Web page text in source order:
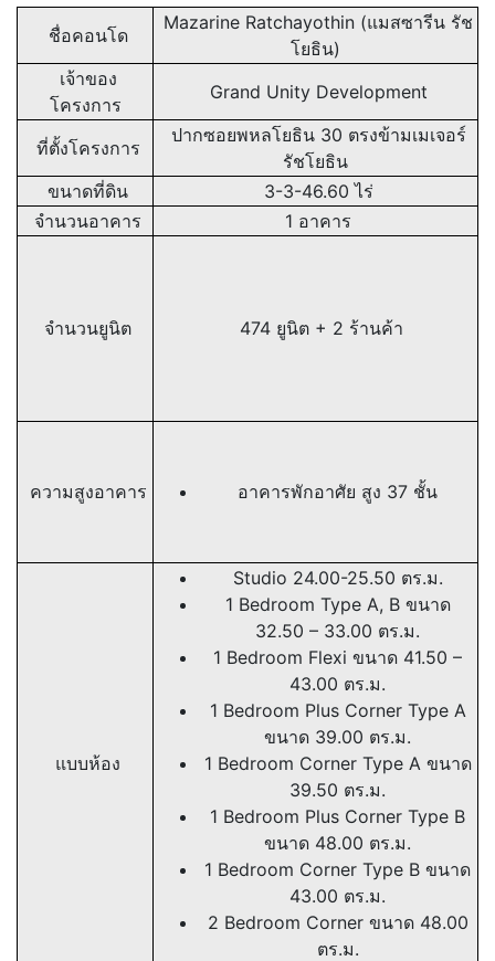
ชื่อคอนโด
Mazarine Ratchayothin (แมสซารีน รัช
โยธิน)
เจ้าของ
โครงการ
Grand Unity Development
ที่ตั้งโครงการ
ปากซอยพหลโยธิน 30 ตรงข้ามเมเจอร์
รัชโยธิน
ขนาดที่ดิน
3-3-46.60 ไร่
จำนวนอาคาร
1 อาคาร
จำนวนยูนิต 474 ยูนิต + 2 ร้านค้า
ความสูงอาคาร อาคารพักอาศัย สูง 37 ชั้น
แบบห้อง
Studio 24.00-25.50 ตร.ม.
1 Bedroom Type A, B ขนาด
32.50 – 33.00 ตร.ม.
1 Bedroom Flexi ขนาด 41.50 –
43.00 ตร.ม.
1 Bedroom Plus Corner Type A
ขนาด 39.00 ตร.ม.
1 Bedroom Corner Type A ขนาด
39.50 ตร.ม.
1 Bedroom Plus Corner Type B
ขนาด 48.00 ตร.ม.
1 Bedroom Corner Type B ขนาด
43.00 ตร.ม.
2 Bedroom Corner ขนาด 48.00
ตร.ม.